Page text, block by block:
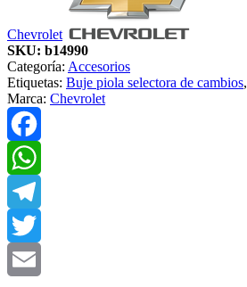
Chevrolet
SKU: b14990
Categoría: Accesorios
Etiquetas: Buje piola selectora de cambios,
Marca: Chevrolet
Facebook
WhatsApp
Telegram
Twitter